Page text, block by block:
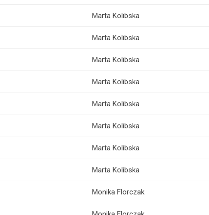
Marta Kolibska
Marta Kolibska
Marta Kolibska
Marta Kolibska
Marta Kolibska
Marta Kolibska
Marta Kolibska
Marta Kolibska
Monika Florczak